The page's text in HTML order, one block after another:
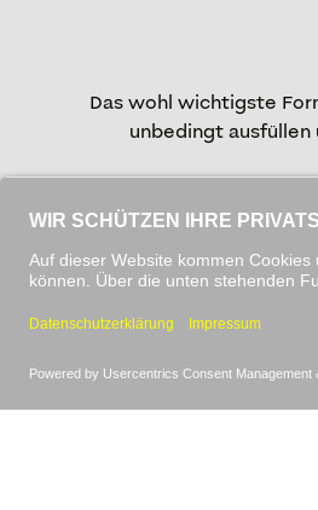
Das wohl wichtigste
unbedingt ausfüllen